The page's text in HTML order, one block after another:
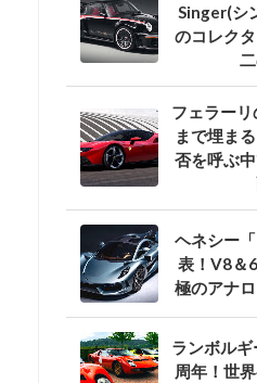
Singer(シ
のコレク
フェラー
まで埋ま
否を呼ぶ
ヘネシー
表！V8＆
極のアナ
ランボル
周年！世